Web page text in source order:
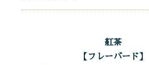
紅茶
【フレーバード】